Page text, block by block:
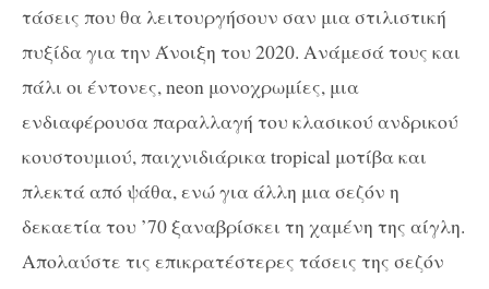
τάσεις που θα λειτουργήσουν σαν μια στιλιστική
πυξίδα για την Άνοιξη του 2020. Ανάμεσά τους και
πάλι οι έντονες, neon μονοχρωμίες, μια
ενδιαφέρουσα παραλλαγή του κλασικού ανδρικού
κουστουμιού, παιχνιδιάρικα tropical μοτίβα και
πλεκτά από ψάθα, ενώ για άλλη μια σεζόν η
δεκαετία του ’70 ξαναβρίσκει τη χαμένη της αίγλη.
Απολαύστε τις επικρατέστερες τάσεις της σεζόν